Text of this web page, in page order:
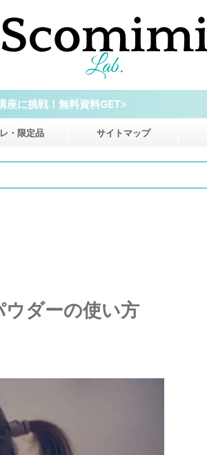
座に挑戦！無料資料GET
・限定品 サイトマップ
ダーの使い方